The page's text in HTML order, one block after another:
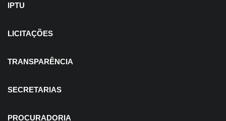
IPTU
LICITAÇÕES
TRANSPARÊNCIA
SECRETARIAS
PROCURADORIA